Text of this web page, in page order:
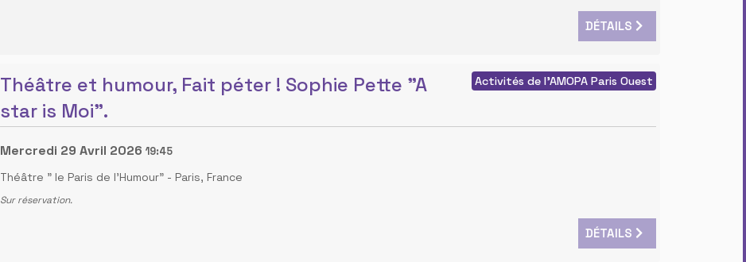
DÉTAILS
Théâtre et humour, Fait péter ! Sophie Pette "A
star is Moi".
Activités de l'AMOPA Paris Ouest
Mercredi 29 Avril 2026 19:45
Théâtre " le Paris de l'Humour" - Paris, France
Sur réservation.
DÉTAILS